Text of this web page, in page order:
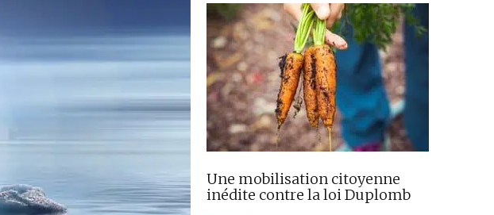
Une mobilisation citoyenne
inédite contre la loi Duplomb